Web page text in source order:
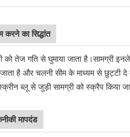
करने का सिद्धांत
को तेज गति से घुमाया जाता है।सामग्री
जाता है और चलनी सीम के माध्यम से छुट्टी
ब्लू से जुड़ी सामग्री को स्क्रैप किया
मापदंड